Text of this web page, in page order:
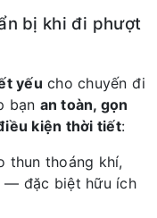
bị khi đi phượt
yếu cho chuyến đi
bạn an toàn, gọn
kiện thời tiết:
thun thoáng khí,
— đặc biệt hữu ích